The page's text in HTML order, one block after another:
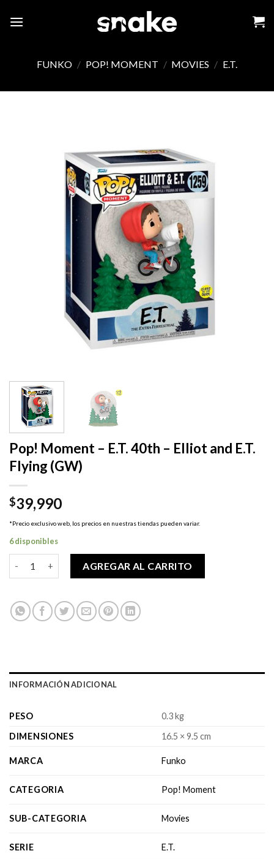
FUNKO / POP! MOMENT / MOVIES / E.T.
Pop! Moment – E.T. 40th – Elliot and E.T.
Flying (GW)
$39,990
*Precio exclusivo web, los precios en nuestras tiendas pueden variar.
6 disponibles
AGREGAR AL CARRITO
INFORMACIÓN ADICIONAL
PESO
0.3 kg
DIMENSIONES
16.5 × 9.5 cm
MARCA Funko
CATEGORIA Pop! Moment
SUB-CATEGORIA Movies
SERIE E.T.